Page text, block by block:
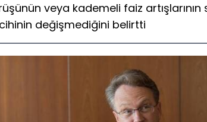
veya kademeli faiz
değişmediğini belirtti